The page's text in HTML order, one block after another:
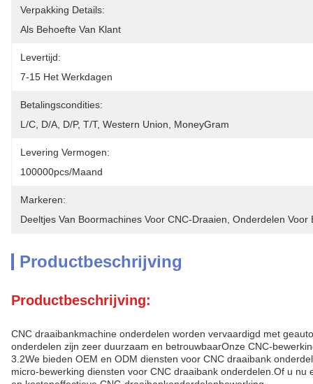
Verpakking Details:
Als Behoefte Van Klant
Levertijd:
7-15 Het Werkdagen
Betalingscondities:
L/C, D/A, D/P, T/T, Western Union, MoneyGram
Levering Vermogen:
100000pcs/maand
Markeren:
Deeltjes Van Boormachines Voor CNC-Draaien Onderdelen Voor
Productbeschrijving
Productbeschrijving:
CNC draaibankmachine onderdelen worden vervaardigd met
onderdelen zijn zeer duurzaam en betrouwbaarOnze CNC-
3.2We bieden OEM en ODM diensten voor CNC draaibank
micro-bewerking diensten voor CNC draaibank onderdelen.Of u